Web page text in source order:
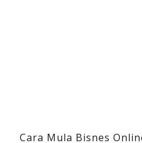
Cara Mula Bisnes